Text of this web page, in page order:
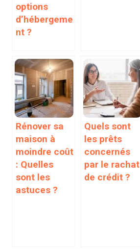
options
d’hébergeme
nt ?
Rénover sa
maison à
moindre coût
: Quelles
sont les
astuces ?
Quels sont
les prêts
concernés
par le rachat
de crédit ?